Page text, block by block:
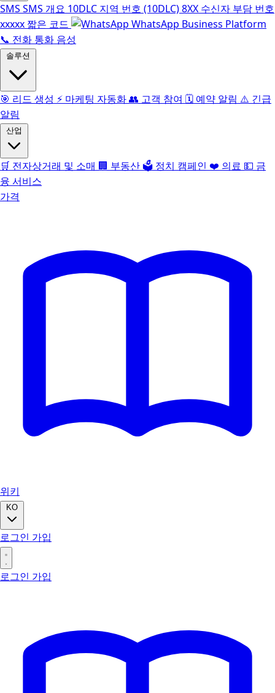
SMS SMS 개요 10DLC 지역 번호 (10DLC)8XX 수신자 부담 번호
xxxxx 짧은 코드
WhatsApp Business Platform
📞 전화 통화 음성
솔루션
🎯 리드 생성 ⚡️ 마케팅 자동화👥 고객 참여 🗓️ 예약 알림 ⚠️ 긴급
알림
산업
🛒 전자상거래 및 소매 🏢 부동산 🗳️ 정치 캠페인 ❤️ 의료 💵 금
융 서비스
가격
위키
KO
로그인 가입
로그인 가입